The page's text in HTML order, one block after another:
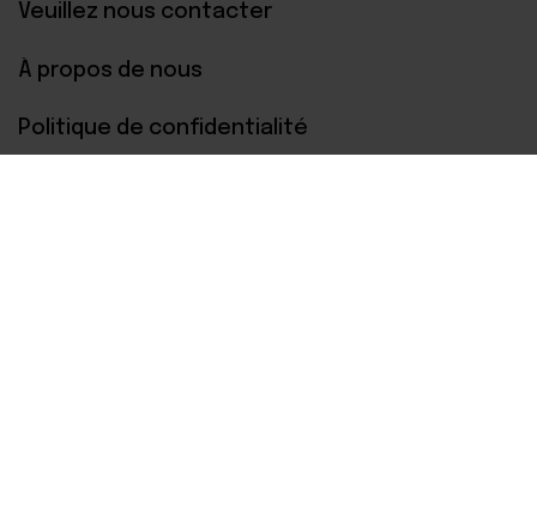
Veuillez nous contacter
À propos de nous
Politique de confidentialité